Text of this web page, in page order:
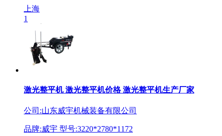
上海
1
激光整平机 激光整平机价格 激光整平机生产厂家
公司:山东威宇机械装备有限公司
品牌:威宇 型号:3220*2780*1172